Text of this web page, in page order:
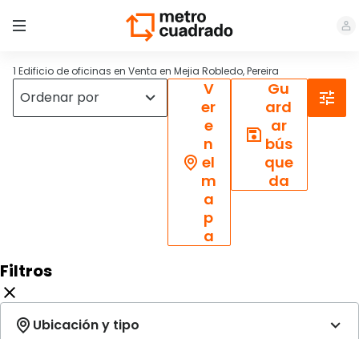
1 Edificio de oficinas en Venta en Mejia Robledo, Pereira
V
er
e
n
el
m
a
p
a
Gu
ard
ar
bús
que
da
Filtros